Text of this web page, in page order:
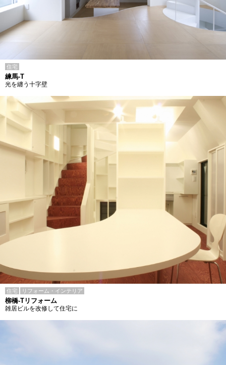
住宅
練馬-T
光を纏う十字壁
住宅 リフォーム・インテリア
柳橋-Tリフォーム
雑居ビルを改修して住宅に